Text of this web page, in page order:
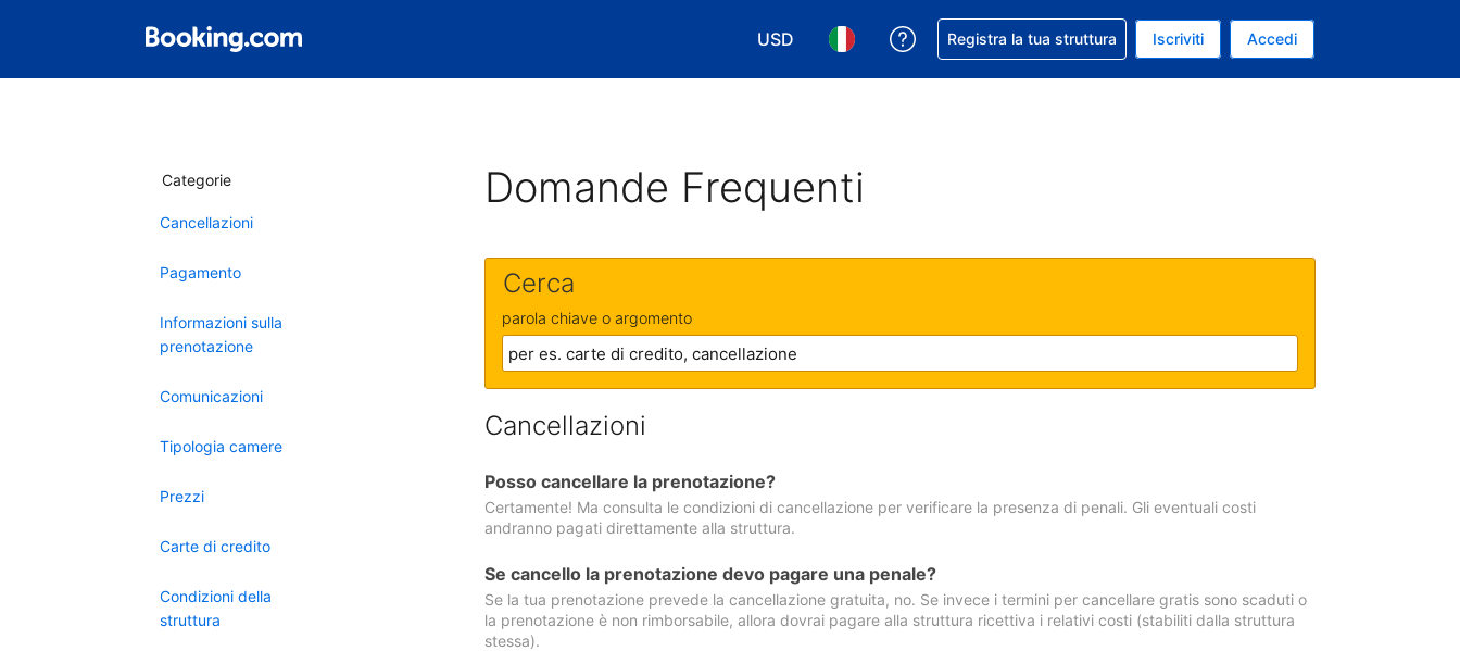
USD
Scegli la tua valuta. Valuta attuale: Dollaro statunitense
Scegli la tua lingua. Lingua attuale: Italiano
Ricevi aiuto con la prenotazione
Registra la tua struttura Iscriviti Accedi
Categorie
Cancellazioni
Pagamento
Informazioni sulla
prenotazione
Comunicazioni
Tipologia camere
Prezzi
Carte di credito
Condizioni della
struttura
Domande Frequenti
Cerca
parola chiave o argomento
Cancellazioni
Posso cancellare la prenotazione?
Certamente! Ma consulta le condizioni di cancellazione per verificare la presenza di penali. Gli eventuali costi
andranno pagati direttamente alla struttura.
Se cancello la prenotazione devo pagare una penale?
Se la tua prenotazione prevede la cancellazione gratuita, no. Se invece i termini per cancellare gratis sono scaduti o
la prenotazione è non rimborsabile, allora dovrai pagare alla struttura ricettiva i relativi costi (stabiliti dalla struttura
stessa).